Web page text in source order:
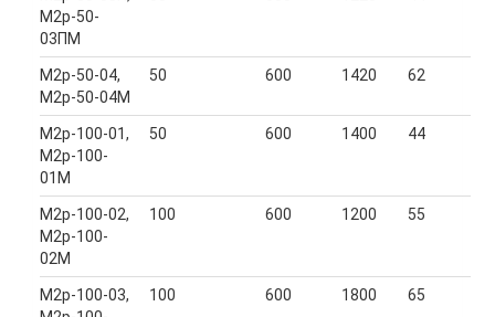
М2р-50-
03ПМ
М2р-50-04,
М2р-50-04М
50 600 1420 62
М2р-100-01,
М2р-100-
01М
50 600 1400 44
М2р-100-02,
М2р-100-
02М
100 600 1200 55
М2р-100-03,
100 600 1800 65